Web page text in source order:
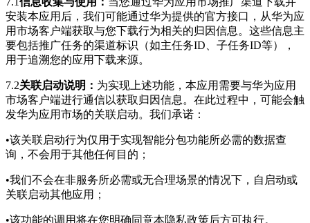
安装本应用后，我们可能通过华为提供的官方接口，从华为应
用市场客户端获取与您下载行为相关的归因信息。这些信息主
要包括推广任务的渠道标识（如主任务ID、子任务ID等），
用于追溯您的应用下载来源。
7.2关联启动说明： 为实现上述功能，本应用需要与华为应用
市场客户端进行通信以获取归因信息。在此过程中，可能会触
发华为应用市场的关联启动。我们承诺：
•该关联启动行为仅用于实现智能分包功能所必需的数据查
询，不会用于其他任何目的；
•我们不会在非服务所必需或无合理场景的情况下，自启动或
关联启动其他应用；
•该功能的调用将在您明确同意本隐私政策后方可执行。